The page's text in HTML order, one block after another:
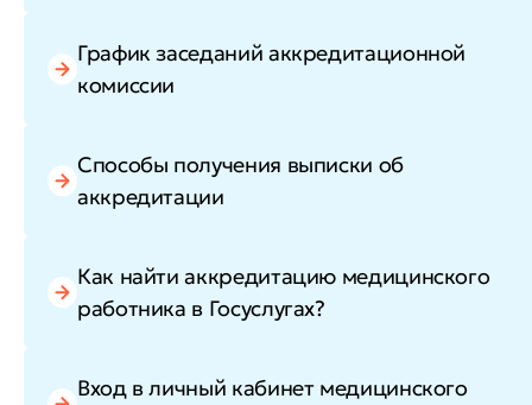
График заседаний аккредитационной
комиссии
Способы получения выписки об
аккредитации
Как найти аккредитацию медицинского
работника в Госуслугах?
Вход в личный кабинет медицинского